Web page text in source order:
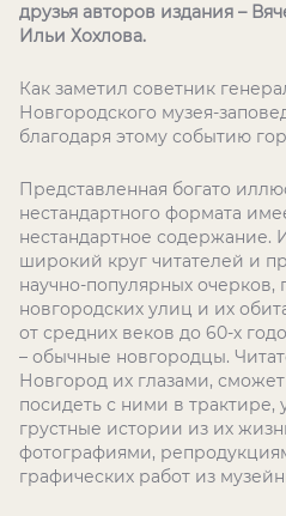
друзья авторов издания –
Ильи Хохлова.
Как заметил советник
Новгородского музея-
благодаря этому событию
Представленная богато
нестандартного формата
нестандартное содержание.
широкий круг читателей и
научно-популярных
новгородских улиц и их
от средних веков до 60-х
– обычные новгородцы.
Новгород их глазами, сможет
посидеть с ними в трактире,
грустные истории из их
фотографиями,
графических работ из